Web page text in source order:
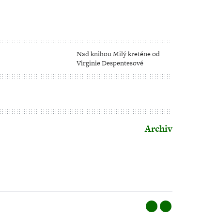
Nad knihou Milý kreténe od
Virginie Despentesové
Archiv